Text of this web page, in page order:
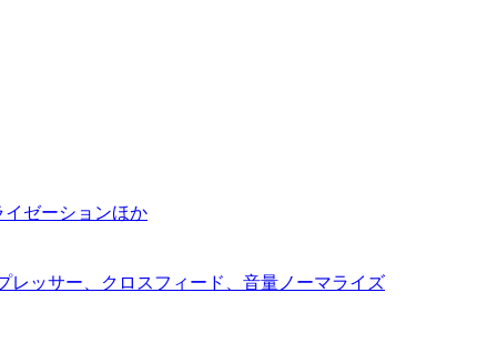
イゼーションほか
レッサー、クロスフィード、音量ノーマライズ